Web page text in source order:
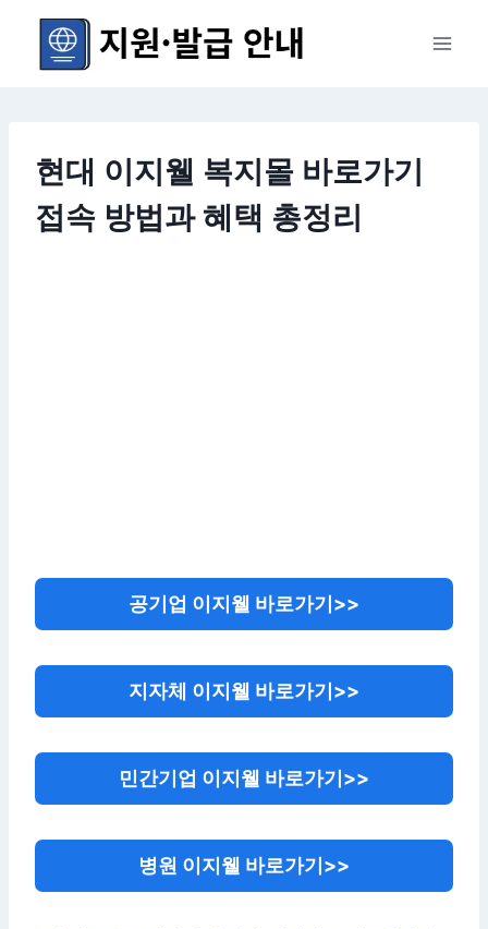
content
현대 이지웰 복지몰 바로가기
접속 방법과 혜택 총정리
공기업 이지웰 바로가기>>
지자체 이지웰 바로가기>>
민간기업 이지웰 바로가기>>
병원 이지웰 바로가기>>